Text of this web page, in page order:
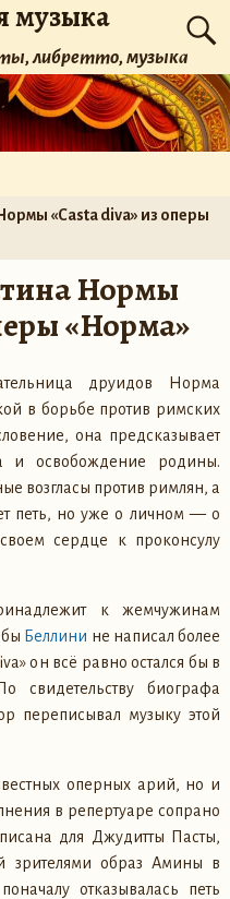
музыка
либретто, музыка
«Casta diva» из оперы
Нормы
«Норма»
друидов Норма
в борьбе против римских
она предсказывает
и освобождение родины.
возгласы против римлян, а
петь, но уже о личном — о
сердце к проконсулу
к жемчужинам
Беллини не написал более
он всё равно остался бы в
свидетельству биографа
переписывал музыку этой
оперных арий, но и
в репертуаре сопрано
для Джудитты Пасты,
зрителями образ Амины в
отказывалась петь